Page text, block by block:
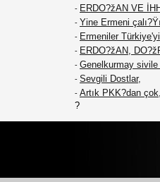
- ERDO?žAN VE
- Yine Ermeni
- Ermeniler
- ERDO?žAN,
- Genelkurmay sivile
- Sevgili Dostlar,
- Artık PKK?dan
?